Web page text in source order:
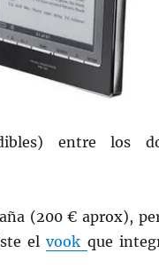
entre los
(200 € aprox),
elvook que